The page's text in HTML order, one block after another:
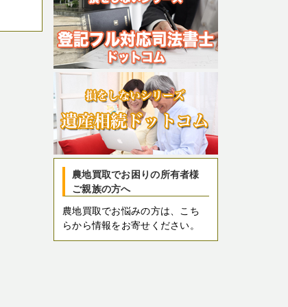
農地買取でお困りの所有者様
ご親族の方へ
農地買取でお悩みの方は、こち
らから情報をお寄せください。